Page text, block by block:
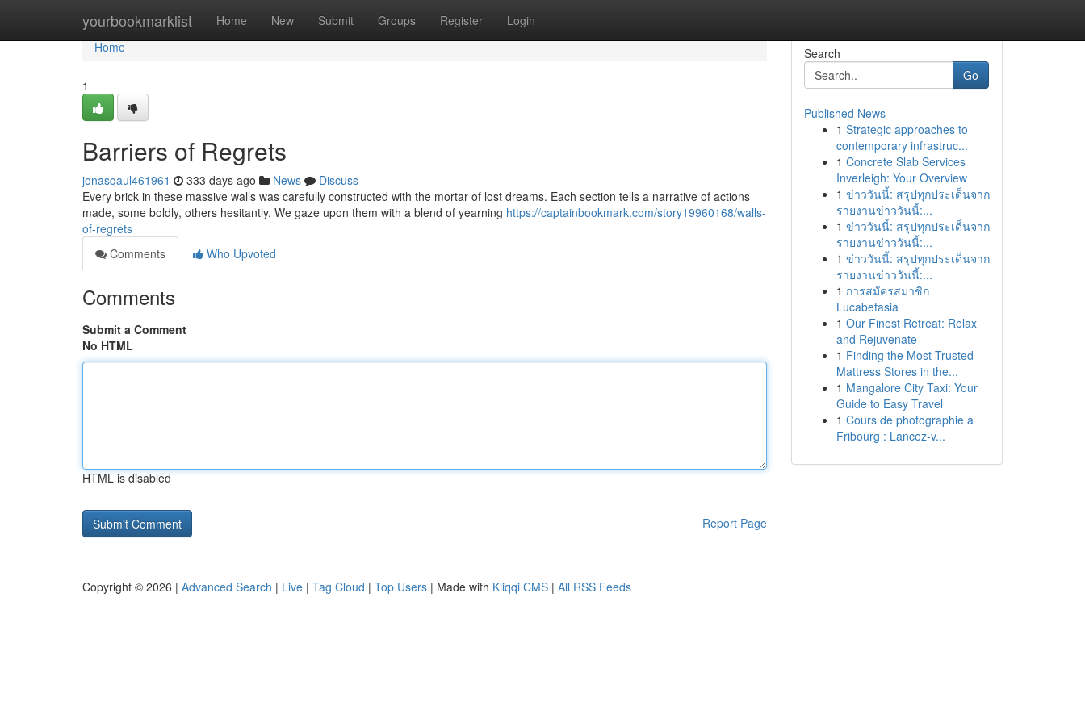
yourbookmarklist Home New Submit Groups Register Login
Home
Home
1
Barriers of Regrets
jonasqaul461961 333 days ago News
Discuss
Every brick in these massive walls was carefully constructed with the mortar of lost dreams. Each section tells a narrative of actions
made, some boldly, others hesitantly. We gaze upon them with a blend of yearning https://captainbookmark.com/story19960168/walls-
of-regrets
Comments
Who Upvoted
Comments
Submit a Comment
No HTML
HTML is disabled
Report Page
Search
Go
Published News
1 Strategic approaches to
contemporary infrastruc...
1 Concrete Slab Services
Inverleigh: Your Overview
1 ข่าววันนี้: สรุปทุกประเด็นจาก
รายงานข่าววันนี้:...
1 ข่าววันนี้: สรุปทุกประเด็นจาก
รายงานข่าววันนี้:...
1 ข่าววันนี้: สรุปทุกประเด็นจาก
รายงานข่าววันนี้:...
1 การสมัครสมาชิก
Lucabetasia
1 Our Finest Retreat: Relax
and Rejuvenate
1 Finding the Most Trusted
Mattress Stores in the...
1 Mangalore City Taxi: Your
Guide to Easy Travel
1 Cours de photographie à
Fribourg : Lancez-v...
Copyright © 2026 | Advanced Search | Live | Tag Cloud | Top Users | Made with Kliqqi CMS | All RSS Feeds